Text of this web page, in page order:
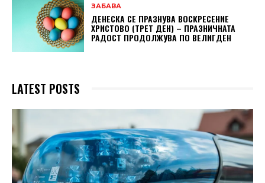
ЗАБАВА
ДЕНЕСКА СЕ ПРАЗНУВА ВОСКРЕСЕНИЕ
ХРИСТОВО (ТРЕТ ДЕН) – ПРАЗНИЧНАТА
РАДОСТ ПРОДОЛЖУВА ПО ВЕЛИГДЕН
LATEST POSTS